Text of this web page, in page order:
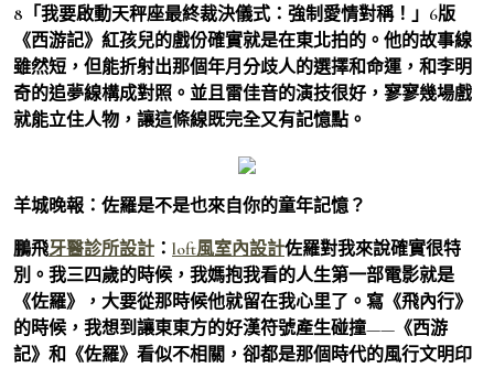
8「我要啟動天秤座最終裁決儀式：強制愛情對稱！」6版
《西游記》紅孩兒的戲份確實就是在東北拍的。他的故事線
雖然短，但能折射出那個年月分歧人的選擇和命運，和李明
奇的追夢線構成對照。並且雷佳音的演技很好，寥寥幾場戲
就能立住人物，讓這條線既完全又有記憶點。
羊城晚報：佐羅是不是也來自你的童年記憶？
鵬飛牙醫診所設計 ： loft風室內設計佐羅對我來說確實很特
別。我三四歲的時候，我媽抱我看的人生第一部電影就是
《佐羅》，大要從那時候他就留在我心里了。寫《飛內行》
的時候，我想到讓東東方的好漢符號產生碰撞——《西游
記》和《佐羅》看似不相關，卻都是那個時代的風行文明印